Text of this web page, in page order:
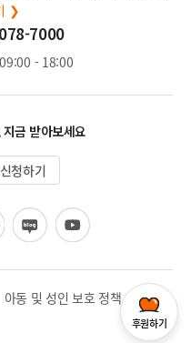
❯
7000
- 18:00
금 받아보세요
청하기
블
로
유
튜
아동 및 성인 보호 정책
후원하기